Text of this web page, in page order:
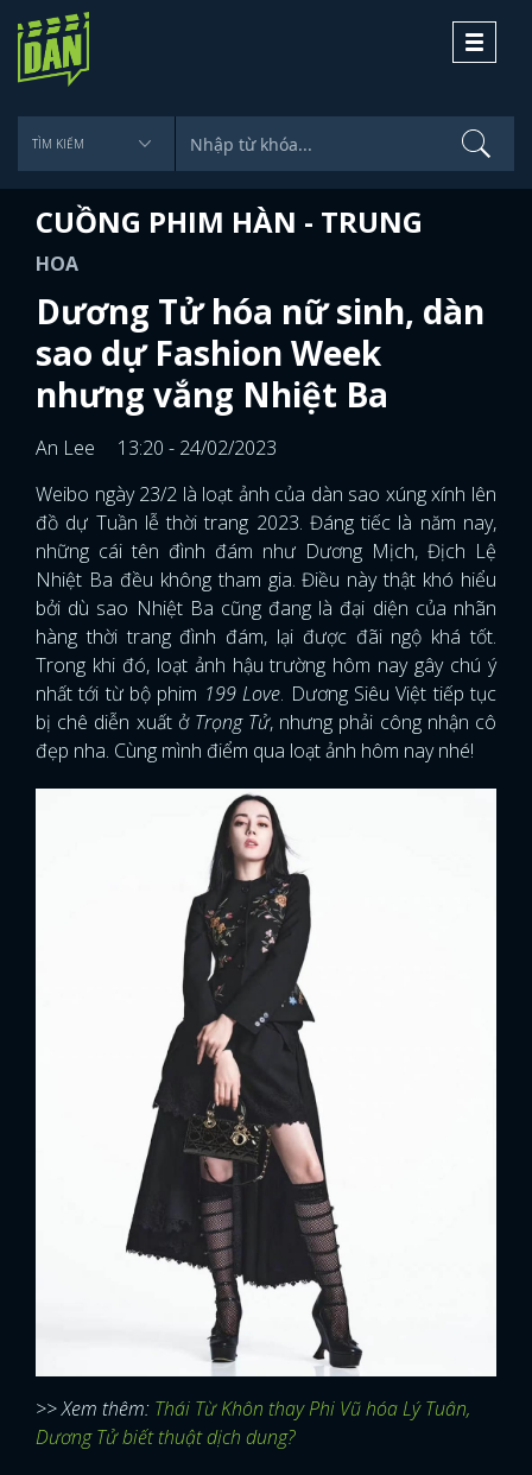
Toggle
CUỒNG PHIM HÀN - TRUNG
HOA
Dương Tử hóa nữ sinh, dàn
sao dự Fashion Week
nhưng vắng Nhiệt Ba
An Lee
13:20 - 24/02/2023
Weibo ngày 23/2 là loạt ảnh của dàn sao xúng xính lên
đồ dự Tuần lễ thời trang 2023. Đáng tiếc là năm nay,
những cái tên đình đám như Dương Mịch, Địch Lệ
Nhiệt Ba đều không tham gia. Điều này thật khó hiểu
bởi dù sao Nhiệt Ba cũng đang là đại diện của nhãn
hàng thời trang đình đám, lại được đãi ngộ khá tốt.
Trong khi đó, loạt ảnh hậu trường hôm nay gây chú ý
nhất tới từ bộ phim 199 Love. Dương Siêu Việt tiếp tục
bị chê diễn xuất ởTrọng Tử, nhưng phải công nhận cô
đẹp nha. Cùng mình điểm qua loạt ảnh hôm nay nhé!
>> Xem thêm: Thái Từ Khôn thay Phi Vũ hóa Lý Tuân,
Dương Tử biết thuật dịch dung?